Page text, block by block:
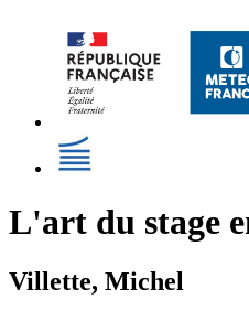
L'art du stage
Villette, Michel